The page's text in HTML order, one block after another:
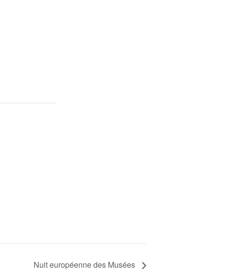
Nuit européenne des Musées